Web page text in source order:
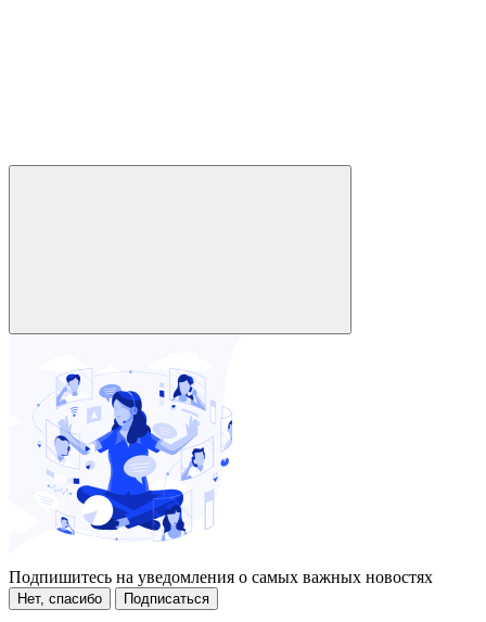
Подпишитесь на уведомления о самых важных новостях
Нет, спасибо Подписаться